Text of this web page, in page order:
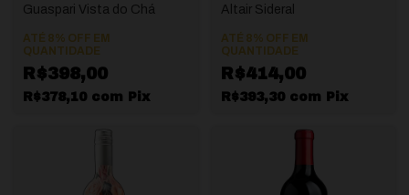
Guaspari Vista do Chá
ATÉ 8% OFF EM
QUANTIDADE
R$398,00
R$378,10 com Pix
Altair Sideral
ATÉ 8% OFF EM
QUANTIDADE
R$414,00
R$393,30 com Pix